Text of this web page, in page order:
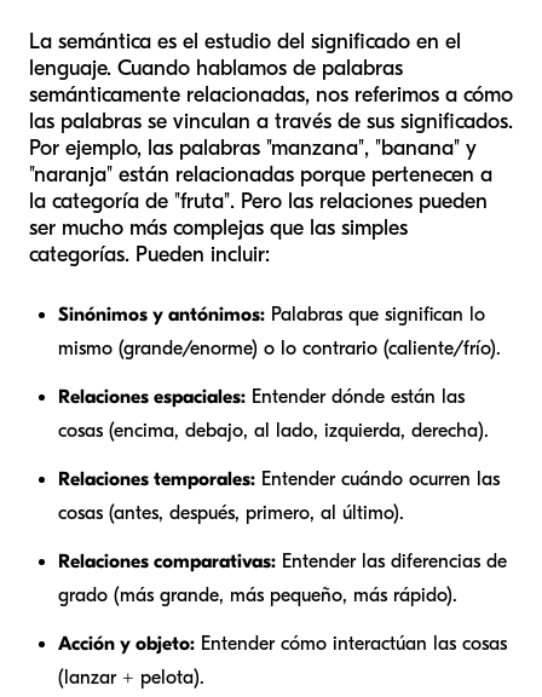
La semántica es el estudio del significado en el
lenguaje. Cuando hablamos de palabras
semánticamente relacionadas, nos referimos a cómo
las palabras se vinculan a través de sus significados.
Por ejemplo, las palabras "manzana", "banana" y
"naranja" están relacionadas porque pertenecen a
la categoría de "fruta". Pero las relaciones pueden
ser mucho más complejas que las simples
categorías. Pueden incluir:
Sinónimos y antónimos: Palabras que significan lo
mismo (grande/enorme) o lo contrario (caliente/frío).
Relaciones espaciales: Entender dónde están las
cosas (encima, debajo, al lado, izquierda, derecha).
Relaciones temporales: Entender cuándo ocurren las
cosas (antes, después, primero, al último).
Relaciones comparativas: Entender las diferencias de
grado (más grande, más pequeño, más rápido).
Acción y objeto: Entender cómo interactúan las cosas
(lanzar + pelota).